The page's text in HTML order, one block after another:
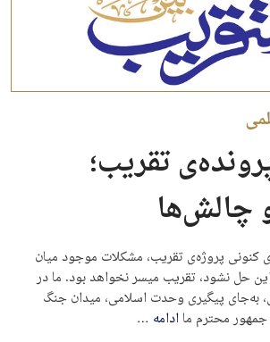
تقریب؛
چالش‌ها
پروژه‌ی تقریب، مشکلات موجود میان
حل نشود، تقریب میسر نخواهد بود. ما در
به‌جای پیگیری وحدت اسلامی، میدان جنگ
محترم ماادامه …